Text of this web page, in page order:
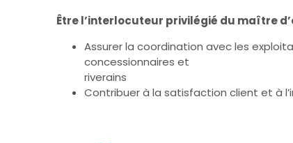
Être l’interlocuteur privilégié du maître
Assurer la coordination avec les
concessionnaires et
riverains
Contribuer à la satisfaction client et à